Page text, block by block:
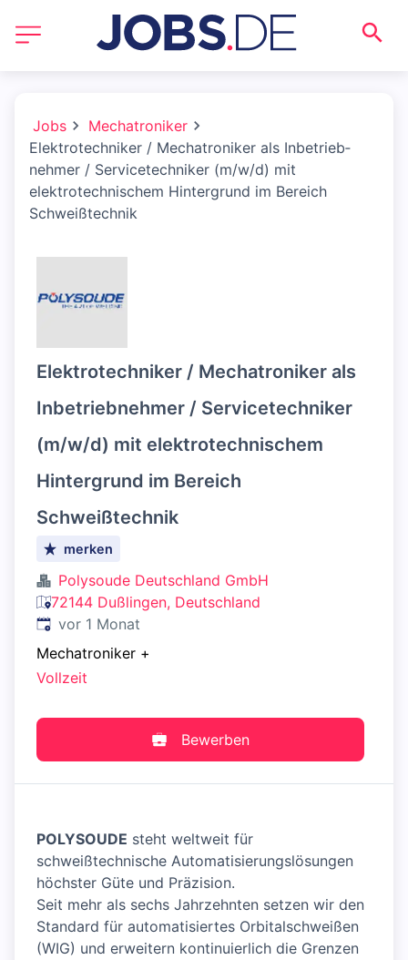
Jobs
Mechatroniker
Elektrotechniker / Mechatroniker als Inbetrieb­
nehmer / Servicetechniker (m/w/d) mit
elektrotechnischem Hintergrund im Bereich
Schweißtechnik
Elektrotechniker / Mechatroniker als
Inbetrieb­nehmer / Servicetechniker
(m/w/d) mit elektrotechnischem
Hintergrund im Bereich
Schweißtechnik
merken
Polysoude Deutschland GmbH
72144 Dußlingen, Deutschland
Veröffentlicht:
vor 1 Monat
Mechatroniker +
Vollzeit
Bewerben
POLYSOUDE steht weltweit für
schweißtechnische Automatisierungslösungen
höchster Güte und Präzision.
Seit mehr als sechs Jahrzehnten setzen wir den
Standard für automatisiertes Orbitalschweißen
(WIG) und erweitern kontinuierlich die Grenzen